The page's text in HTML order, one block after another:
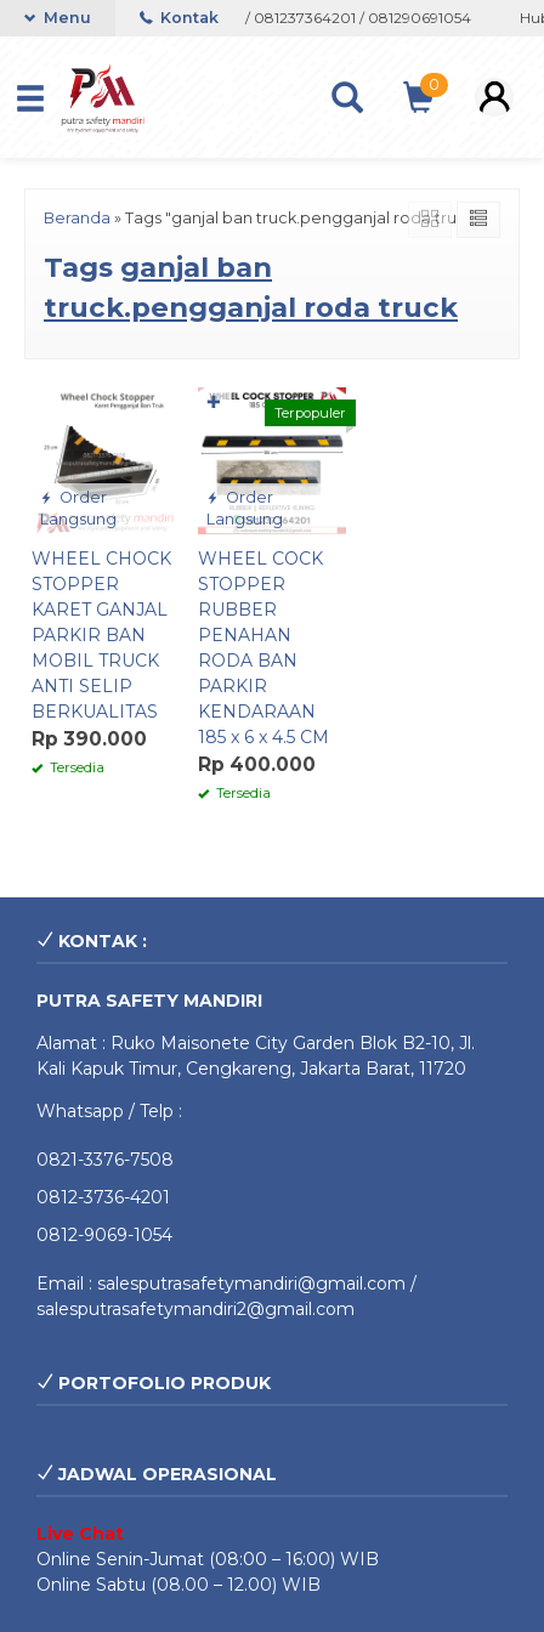
atau Whatsapp 082133767508 / 081237364201 / 081290691054
Menu Kontak
0
Beranda » Tags "ganjal ban truck.pengganjal roda truck"
Tags ganjal ban
truck.pengganjal roda truck
Order
Langsung
WHEEL CHOCK
STOPPER
KARET GANJAL
PARKIR BAN
MOBIL TRUCK
ANTI SELIP
BERKUALITAS
Rp 390.000
Tersedia
Order
Langsung
Terpopuler
WHEEL COCK
STOPPER
RUBBER
PENAHAN
RODA BAN
PARKIR
KENDARAAN
185 x 6 x 4.5 CM
Rp 400.000
Tersedia
✚
KONTAK :
PUTRA SAFETY MANDIRI
Alamat : Ruko Maisonete City Garden Blok B2-10, Jl.
Kali Kapuk Timur, Cengkareng, Jakarta Barat, 11720
Whatsapp / Telp :
0821-3376-7508
0812-3736-4201
0812-9069-1054
Email : salesputrasafetymandiri@gmail.com /
salesputrasafetymandiri2@gmail.com
PORTOFOLIO PRODUK
JADWAL OPERASIONAL
Live Chat
Online Senin-Jumat (08:00 – 16:00) WIB
Online Sabtu (08.00 – 12.00) WIB